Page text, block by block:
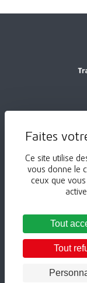
24,
Ce site utilise
vous donne le
ceux que
Tout
Tout